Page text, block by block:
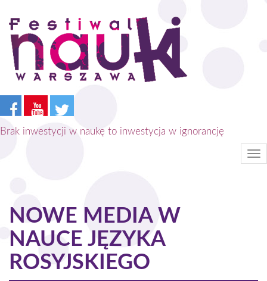
Przejdź
treści
Brak inwestycji w naukę to inwestycja w ignorancję
NOWE MEDIA W
NAUCE JĘZYKA
ROSYJSKIEGO